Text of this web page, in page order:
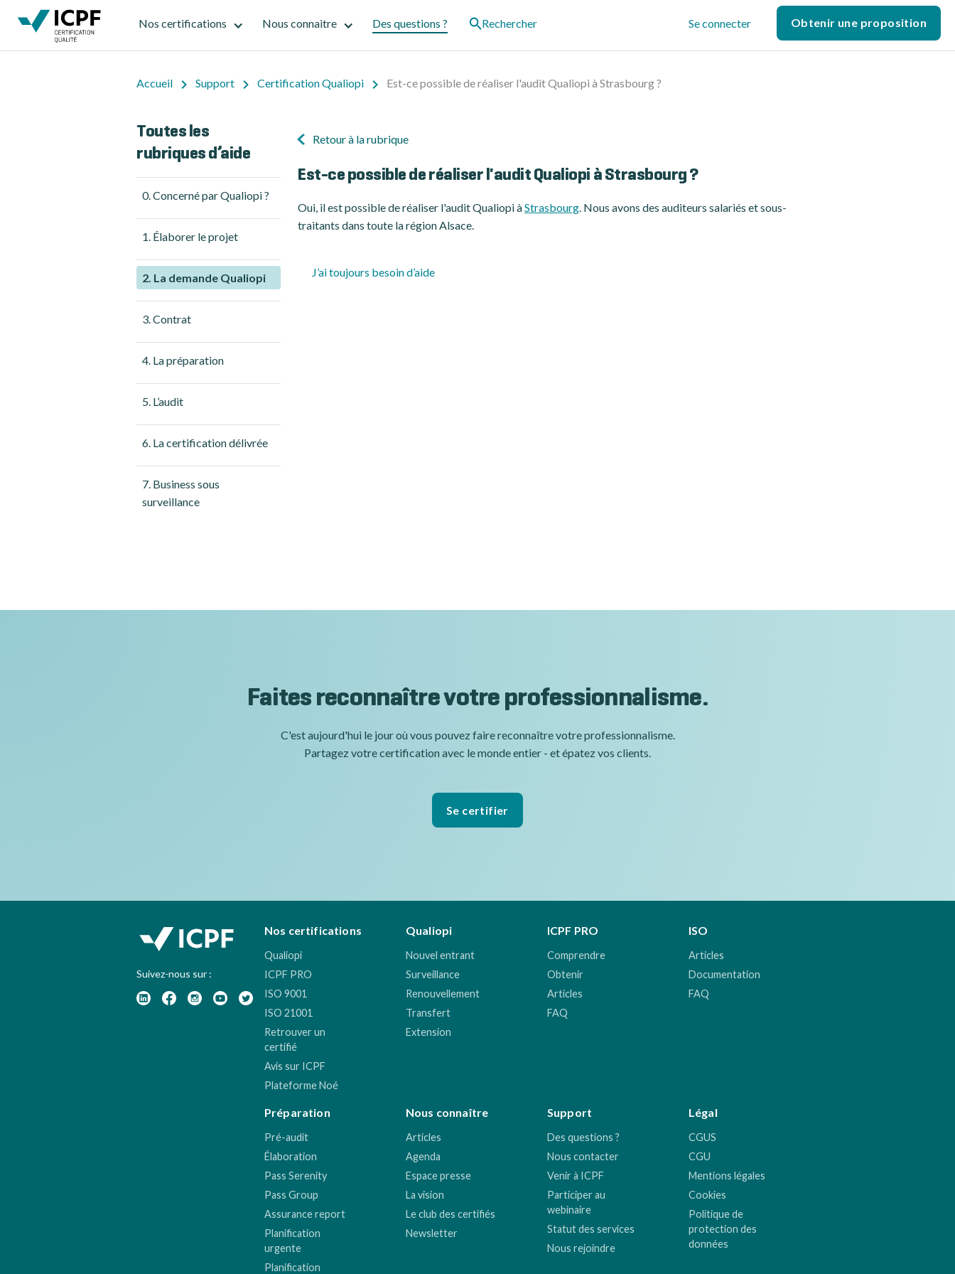
Nos certifications Nous connaitre Des questions ? Rechercher Se connecter Obtenir une proposition
Accueil Support Certification Qualiopi Est-ce possible de réaliser l'audit Qualiopi à Strasbourg ?
Toutes les
rubriques d’aide
0. Concerné par Qualiopi ?
1. Élaborer le projet
2. La demande Qualiopi
3. Contrat
4. La préparation
5. L’audit
6. La certification délivrée
7. Business sous
surveillance
Retour à la rubrique
Est-ce possible de réaliser l'audit Qualiopi à Strasbourg ?
Oui, il est possible de réaliser l'audit Qualiopi àStrasbourg. Nous avons des auditeurs salariés et sous-
traitants dans toute la région Alsace.
J’ai toujours besoin d’aide
Faites reconnaître votre professionnalisme.
C'est aujourd'hui le jour où vous pouvez faire reconnaître votre professionnalisme.
Partagez votre certification avec le monde entier - et épatez vos clients.
Se certifier
Suivez-nous sur :
Nos certifications
Qualiopi
ICPF PRO
ISO 9001
ISO 21001
Retrouver un
certifié
Avis sur ICPF
Plateforme Noé
Qualiopi
Nouvel entrant
Surveillance
Renouvellement
Transfert
Extension
ICPF PRO
Comprendre
Obtenir
Articles
FAQ
ISO
Articles
Documentation
FAQ
Préparation
Pré-audit
Élaboration
Pass Serenity
Pass Group
Assurance report
Planification
urgente
Planification
Nous connaître
Articles
Agenda
Espace presse
La vision
Le club des certifiés
Newsletter
Support
Des questions ?
Nous contacter
Venir à ICPF
Participer au
webinaire
Statut des services
Nous rejoindre
Légal
CGUS
CGU
Mentions légales
Cookies
Politique de
protection des
données